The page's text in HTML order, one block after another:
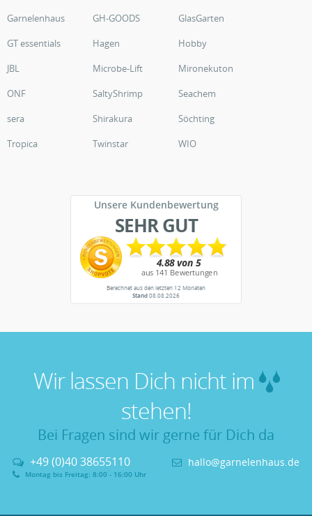
Garnelenhaus
GH-GOODS
GlasGarten
GT essentials
Hagen
Hobby
JBL
Microbe-Lift
Mironekuton
ONF
SaltyShrimp
Seachem
sera
Shirakura
Söchting
Tropica
Twinstar WIO
Unsere Kundenbewertung
SEHR GUT
Berechnet aus den letzten 12 Monaten
Stand08.08.2026
Wir lassen Dich nicht im
stehen!
Bei Fragen sind wir gerne für Dich da
+49 (0)40 38655110
Montag bis Freitag: 8:00 - 16:00 Uhr
hallo@garnelenhaus.de